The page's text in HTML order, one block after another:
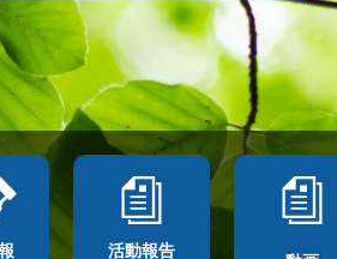
活動報告